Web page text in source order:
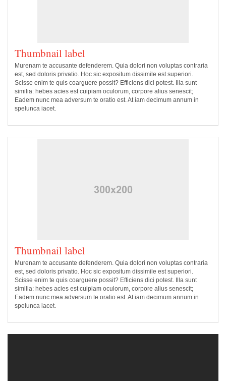
Thumbnail label
Murenam te accusante defenderem. Quia dolori non voluptas contraria
est, sed doloris privatio. Hoc sic expositum dissimile est superiori.
Scisse enim te quis coarguere possit? Efficiens dici potest. Illa sunt
similia: hebes acies est cuipiam oculorum, corpore alius senescit;
Eadem nunc mea adversum te oratio est. At iam decimum annum in
spelunca iacet.
Thumbnail label
Murenam te accusante defenderem. Quia dolori non voluptas contraria
est, sed doloris privatio. Hoc sic expositum dissimile est superiori.
Scisse enim te quis coarguere possit? Efficiens dici potest. Illa sunt
similia: hebes acies est cuipiam oculorum, corpore alius senescit;
Eadem nunc mea adversum te oratio est. At iam decimum annum in
spelunca iacet.